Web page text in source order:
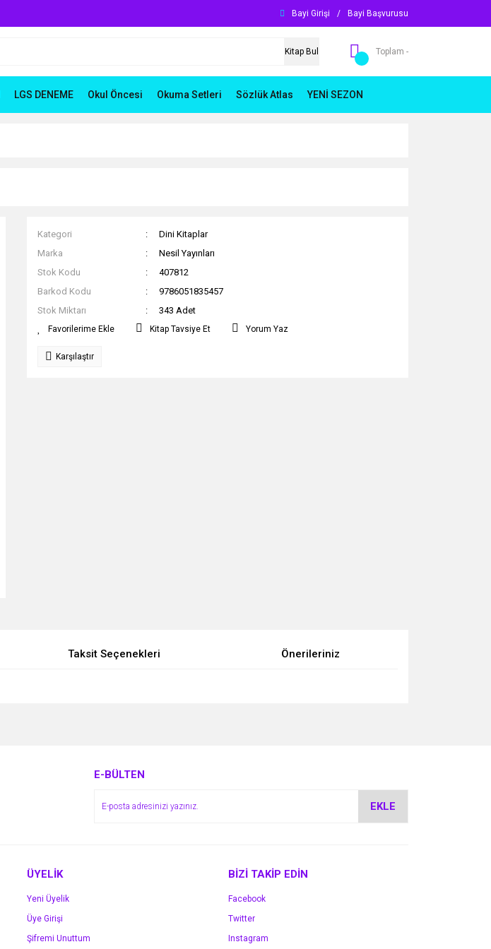
Bayi Girişi / Bayi Başvurusu
Kitap Bul Toplam -
LGS DENEME Okul Öncesi Okuma Setleri Sözlük Atlas YENİ SEZON
Kategori
Dini Kitaplar
Marka
Nesil Yayınları
Stok Kodu
407812
Barkod Kodu
9786051835457
Stok Miktarı
343 Adet
Kitap Tavsiye Et Yorum Yaz
Karşılaştır
Taksit Seçenekleri Önerileriniz
E-BÜLTEN
EKLE
ÜYELİK
Yeni Üyelik
Üye Girişi
Şifremi Unuttum
BİZİ TAKİP EDİN
Facebook
Twitter
Instagram